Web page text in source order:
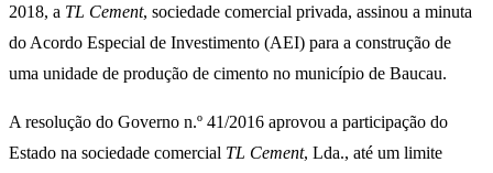
2018, a TL Cement, sociedade comercial privada, assinou a minuta
do Acordo Especial de Investimento (AEI) para a construção de
uma unidade de produção de cimento no município de Baucau.
A resolução do Governo n.º 41/2016 aprovou a participação do
Estado na sociedade comercial TL Cement, Lda., até um limite